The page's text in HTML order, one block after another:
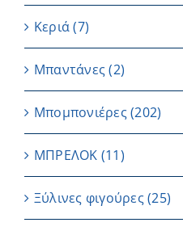
Κεριά (7)
Μπαντάνες (2)
Μπομπονιέρες(202)
ΜΠΡΕΛΟΚ (11)
Ξύλινες φιγούρες(25)